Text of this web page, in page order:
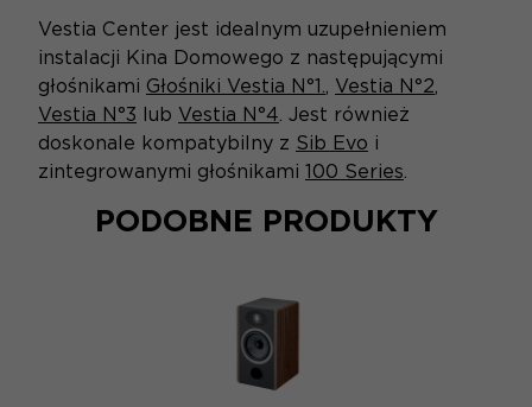
Vestia Center jest idealnym uzupełnieniem
instalacji Kina Domowego z następującymi
głośnikami Głośniki Vestia N°1. Vestia N°2
Vestia N°3 lub Vestia N°4 . Jest również
doskonale kompatybilny z Sib Evo i
zintegrowanymi głośnikami 100 Series
PODOBNE PRODUKTY